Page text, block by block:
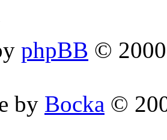
phpBB ©
by Bocka ©